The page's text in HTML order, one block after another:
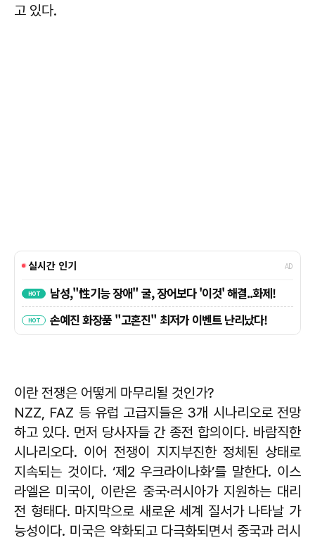
고 있다.
이란 전쟁은 어떻게 마무리될 것인가?
NZZ, FAZ 등 유럽 고급지들은 3개 시나리오로 전망
하고 있다. 먼저 당사자들 간 종전 합의이다. 바람직한
시나리오다. 이어 전쟁이 지지부진한 정체된 상태로
지속되는 것이다. ‘제2 우크라이나화’를 말한다. 이스
라엘은 미국이, 이란은 중국·러시아가 지원하는 대리
전 형태다. 마지막으로 새로운 세계 질서가 나타날 가
능성이다. 미국은 약화되고 다극화되면서 중국과 러시